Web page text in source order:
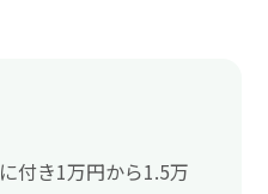
付き1万円から1.5万